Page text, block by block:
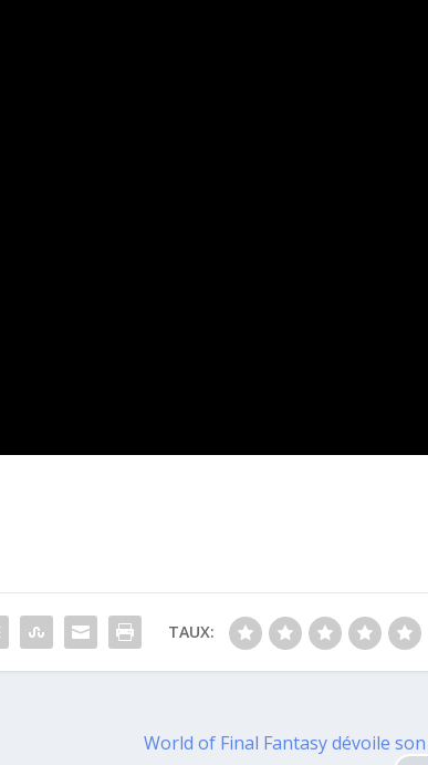
TAUX:
World of Final Fantasy dévoile